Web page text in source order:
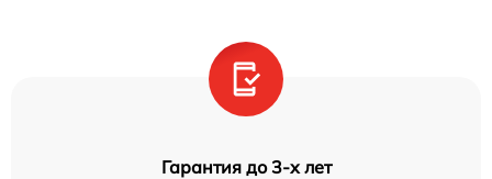
Гарантия до 3-х лет